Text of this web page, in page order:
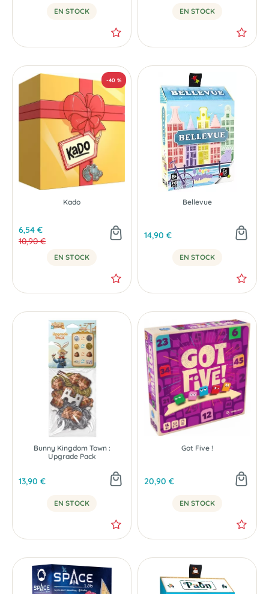
EN STOCK EN STOCK
Kado
6,54 €
10,90 €
EN STOCK
Bellevue
14,90 €
EN STOCK
Bunny Kingdom Town :
Upgrade Pack
13,90 €
EN STOCK
Got Five !
20,90 €
EN STOCK